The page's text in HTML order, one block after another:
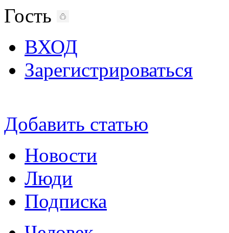
Гость
ВХОД
Зарегистрироваться
Добавить статью
Новости
Люди
Подписка